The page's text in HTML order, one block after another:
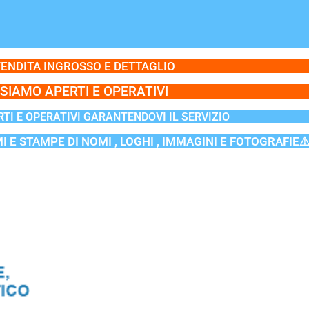
INGROSSO E DETTAGLIO
SIAMO APERTI E OPERATIVI
E OPERATIVI GARANTENDOVI IL SERVIZIO
E STAMPE DI NOMI , LOGHI , IMMAGINI E